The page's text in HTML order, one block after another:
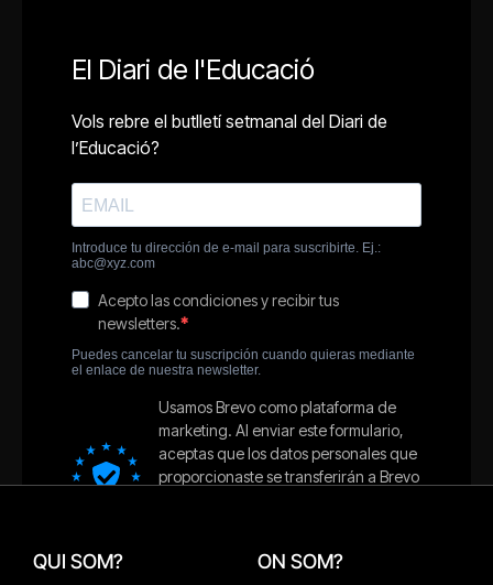
QUI SOM? ON SOM?